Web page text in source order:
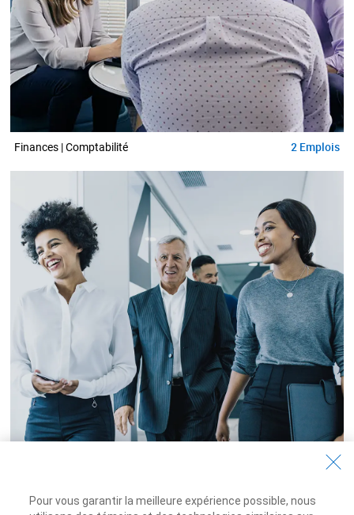
Finances | Comptabilité 2 Emplois
Pour vous garantir la meilleure expérience possible, nous